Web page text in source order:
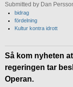
Submitted by Dan
bidrag
fördelning
Kultur kontra idrott
Så kom nyheten
regeringen tar
Operan.